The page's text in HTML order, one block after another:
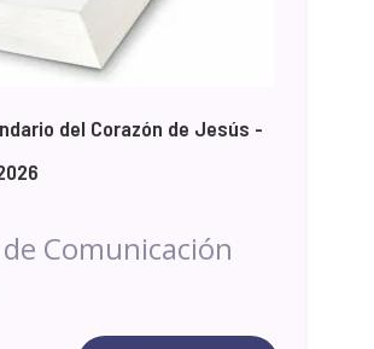
del Corazón de Jesús -
Comunicación